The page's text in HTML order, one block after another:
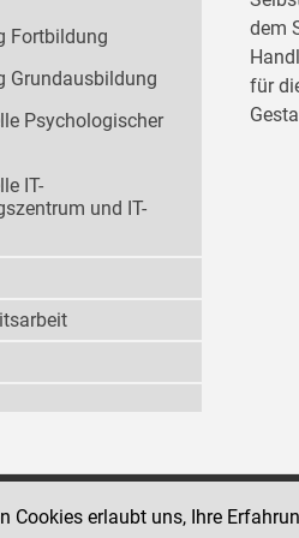
dem
für
Fortbildung
Grundausbildung
Psychologischer
IT-
und IT-
1080 Wien
Cookies erlaubt uns, Ihre